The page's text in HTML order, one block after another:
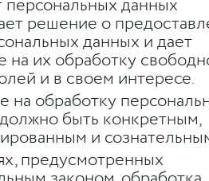
персональных данных
решение о
данных и дает
на их обработку
и в своем интересе.
на обработку
быть конкретным,
и
предусмотренных